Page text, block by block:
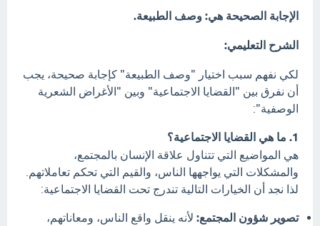
الإجابة الصحيحة هي: وصف الطبيعة.
الشرح التعليمي:
لكي نفهم سبب اختيار "وصف الطبيعة" كإجابة صحيحة، يجب
أن نفرق بين "القضايا الاجتماعية" وبين "الأغراض الشعرية
الوصفية":
1. ما هي القضايا الاجتماعية؟
هي المواضيع التي تتناول علاقة الإنسان بالمجتمع،
والمشكلات التي يواجهها الناس، والقيم التي تحكم تعاملاتهم.
لذا نجد أن الخيارات التالية تندرج تحت القضايا الاجتماعية:
تصوير شؤون المجتمع: لأنه ينقل واقع الناس، ومعاناتهم،